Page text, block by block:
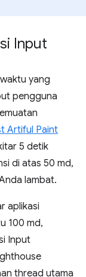
Input
yang
pengguna
Artiful Paint
5 detik
di atas 50 md,
lambat.
aplikasi
100 md,
Input
thread utama